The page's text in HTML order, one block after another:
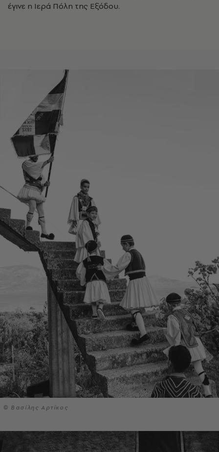
έγινε η Ιερά Πόλη της Εξόδου.
© Βασίλης Αρτίκος